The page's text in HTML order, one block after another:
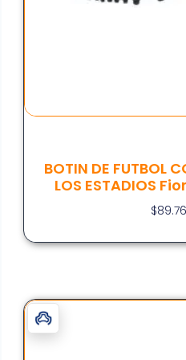
BOTIN DE FUTBOL
LOS ESTADIOS
$